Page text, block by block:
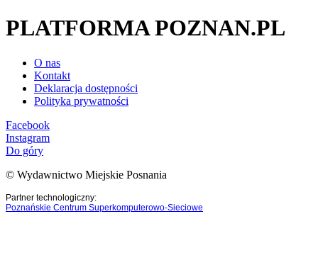
PLATFORMA POZNAN.PL
O nas
Kontakt
Deklaracja dostępności
Polityka prywatności
Facebook
Instagram
Do góry
© Wydawnictwo Miejskie Posnania
Partner technologiczny:
Poznańskie Centrum Superkomputerowo-Sieciowe